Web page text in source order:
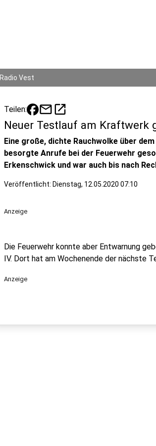
Radio Vest
Teilen: mailopen_in_new
Neuer Testlauf am Kraftwerk
Eine große, dichte Rauchwolke über
besorgte Anrufe bei der Feuerwehr
Erkenschwick und war auch bis nach
Veröffentlicht: Dienstag, 12.05.2020 07:10
Anzeige
Die Feuerwehr konnte aber Entwarnung
IV. Dort hat am Wochenende der nächste
Anzeige